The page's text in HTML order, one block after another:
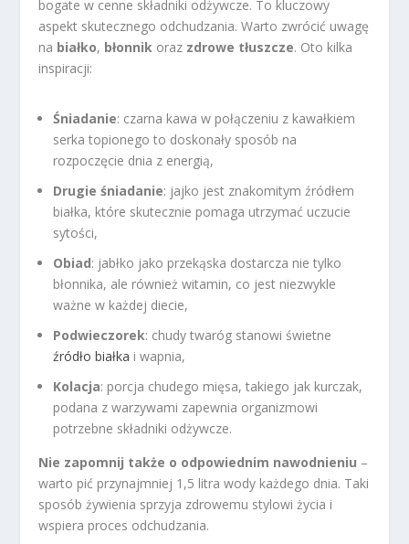
bogate w cenne składniki odżywcze. To kluczowy
aspekt skutecznego odchudzania. Warto zwrócić uwagę
na białko, błonnik oraz zdrowe tłuszcze. Oto kilka
inspiracji:
Śniadanie: czarna kawa w połączeniu z kawałkiem
serka topionego to doskonały sposób na
rozpoczęcie dnia z energią,
Drugie śniadanie: jajko jest znakomitym źródłem
białka, które skutecznie pomaga utrzymać uczucie
sytości,
Obiad: jabłko jako przekąska dostarcza nie tylko
błonnika, ale również witamin, co jest niezwykle
ważne w każdej diecie,
Podwieczorek: chudy twaróg stanowi świetne
źródło białka i wapnia,
Kolacja: porcja chudego mięsa, takiego jak kurczak,
podana z warzywami zapewnia organizmowi
potrzebne składniki odżywcze.
Nie zapomnij także o odpowiednim nawodnieniu –
warto pić przynajmniej 1,5 litra wody każdego dnia. Taki
sposób żywienia sprzyja zdrowemu stylowi życia i
wspiera proces odchudzania.